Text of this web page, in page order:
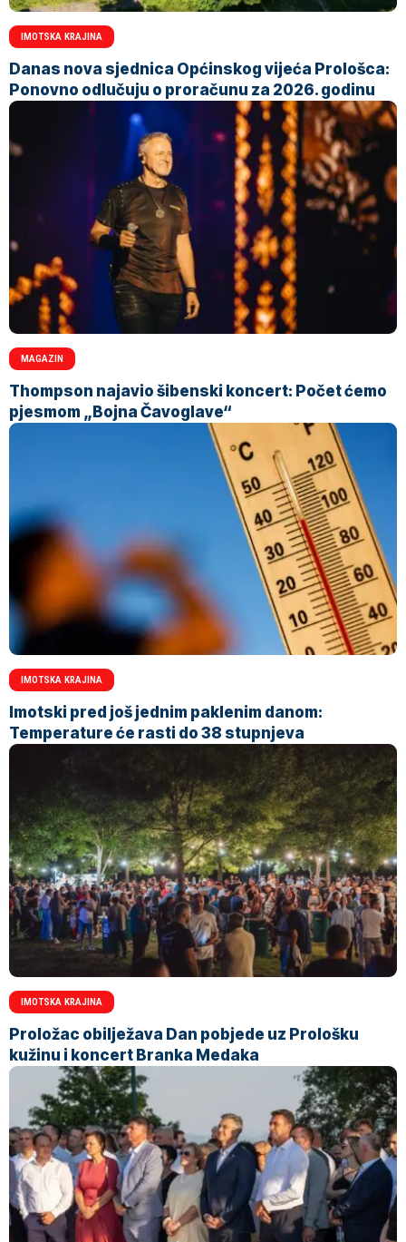
IMOTSKA KRAJINA
Danas nova sjednica Općinskog vijeća Prološca:
Ponovno odlučuju o proračunu za 2026. godinu
MAGAZIN
Thompson najavio šibenski koncert: Počet ćemo
pjesmom „Bojna Čavoglave“
IMOTSKA KRAJINA
Imotski pred još jednim paklenim danom:
Temperature će rasti do 38 stupnjeva
IMOTSKA KRAJINA
Proložac obilježava Dan pobjede uz Prološku
kužinu i koncert Branka Medaka